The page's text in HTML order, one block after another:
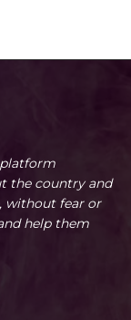
the country and
without fear or
help them